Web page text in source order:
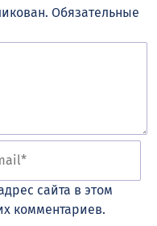
Обязательные
сайта в этом
комментариев.